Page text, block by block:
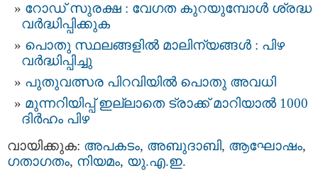
റോഡ് സുരക്ഷ : വേഗത കുറയുമ്പോൾ ശ്രദ്ധ
വർദ്ധിപ്പിക്കുക
പൊതു സ്ഥലങ്ങളിൽ മാലിന്യങ്ങൾ : പിഴ
വർദ്ധിപ്പിച്ചു
പുതുവത്സര പിറവിയിൽ പൊതു അവധി
മുന്നറിയിപ്പ് ഇല്ലാതെ ട്രാക്ക് മാറിയാൽ 1000
ദിർഹം പിഴ
വായിക്കുക: അപകടം, അബുദാബി, ആഘോഷം,
ഗതാഗതം, നിയമം, യു.എ.ഇ.